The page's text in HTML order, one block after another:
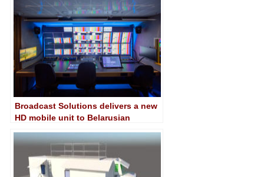
Ruanda
Broadcast Solutions delivers a new
HD mobile unit to Belarusian